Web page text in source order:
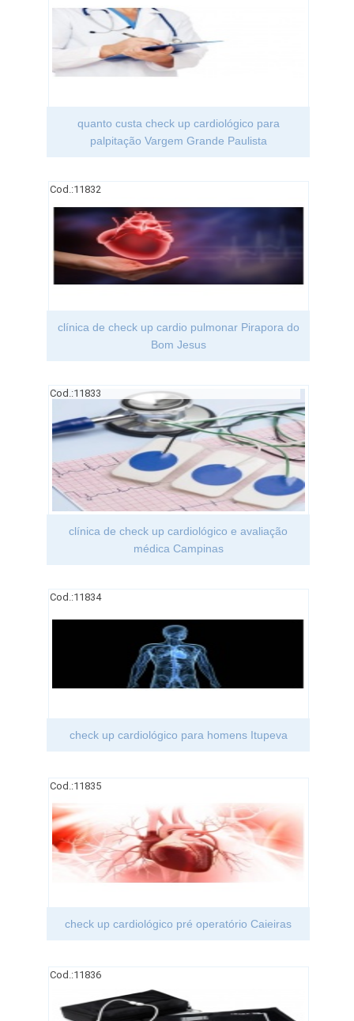
quanto custa check up cardiológico para
palpitação Vargem Grande Paulista
Cod.:11832
clínica de check up cardio pulmonar Pirapora do
Bom Jesus
Cod.:11833
clínica de check up cardiológico e avaliação
médica Campinas
Cod.:11834
check up cardiológico para homens Itupeva
Cod.:11835
check up cardiológico pré operatório Caieiras
Cod.:11836